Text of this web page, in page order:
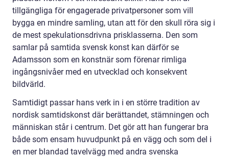
tillgängliga för engagerade privatpersoner som vill
bygga en mindre samling, utan att för den skull röra sig i
de mest spekulationsdrivna prisklasserna. Den som
samlar på samtida svensk konst kan därför se
Adamsson som en konstnär som förenar rimliga
ingångsnivåer med en utvecklad och konsekvent
bildvärld.
Samtidigt passar hans verk in i en större tradition av
nordisk samtidskonst där berättandet, stämningen och
människan står i centrum. Det gör att han fungerar bra
både som ensam huvudpunkt på en vägg och som del i
en mer blandad tavelvägg med andra svenska